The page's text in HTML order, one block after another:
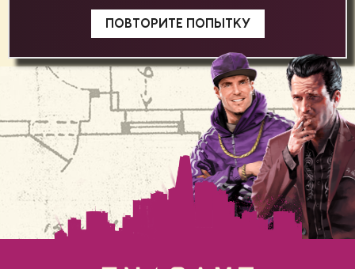
ПОВТОРИТЕ ПОПЫТКУ